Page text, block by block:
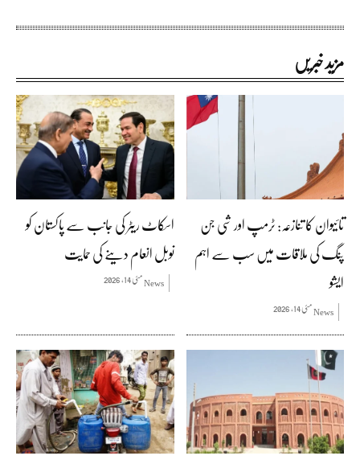
مزید خبریں
تائیوان کا تنازعہ: ٹرمپ اور شی جن
پنگ کی ملاقات میں سب سے اہم
ایشو
Newsمئی 14, 2026
اسکاٹ ریٹر کی جانب سے پاکستان کو
نوبل انعام دینے کی حمایت
Newsمئی 14, 2026